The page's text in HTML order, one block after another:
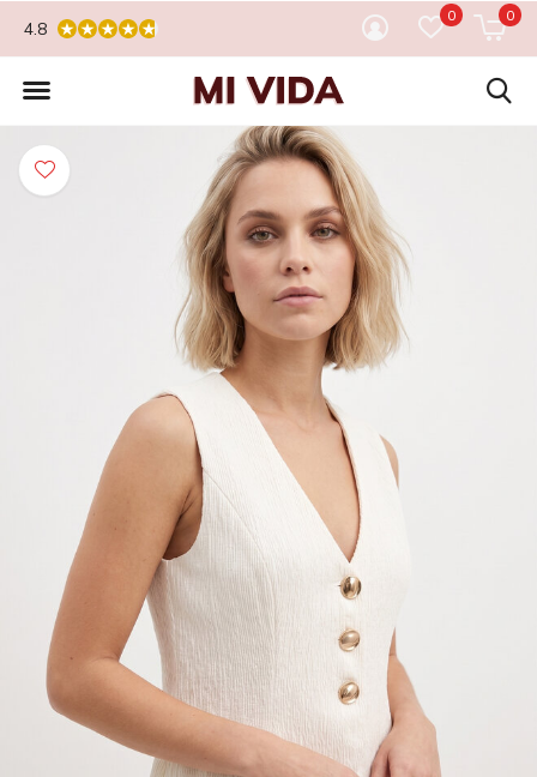
0 0
4.8